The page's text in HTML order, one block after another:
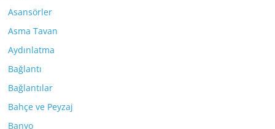
Asansörler
Asma Tavan
Aydınlatma
Bağlantı
Bağlantılar
Bahçe ve Peyzaj
Banyo